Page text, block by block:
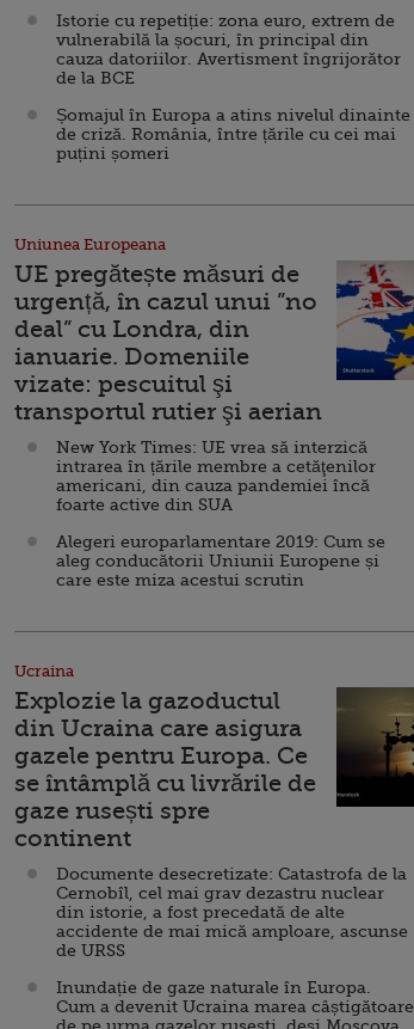
Istorie cu repetiție: zona euro, extrem de
vulnerabilă la șocuri, în principal din
cauza datoriilor. Avertisment îngrijorător
de la BCE
Șomajul în Europa a atins nivelul dinainte
de criză. România, între țările cu cei mai
puțini șomeri
Uniunea Europeana
UE pregătește măsuri de
urgență, în cazul unui ”no
deal” cu Londra, din
ianuarie. Domeniile
vizate: pescuitul şi
transportul rutier şi aerian
New York Times: UE vrea să interzică
intrarea în țările membre a cetăţenilor
americani, din cauza pandemiei încă
foarte active din SUA
Alegeri europarlamentare 2019: Cum se
aleg conducătorii Uniunii Europene și
care este miza acestui scrutin
Ucraina
Explozie la gazoductul
din Ucraina care asigura
gazele pentru Europa. Ce
se întâmplă cu livrările de
gaze rusești spre
continent
Documente desecretizate: Catastrofa de la
Cernobîl, cel mai grav dezastru nuclear
din istorie, a fost precedată de alte
accidente de mai mică amploare, ascunse
de URSS
Inundație de gaze naturale în Europa.
Cum a devenit Ucraina marea câștigătoare